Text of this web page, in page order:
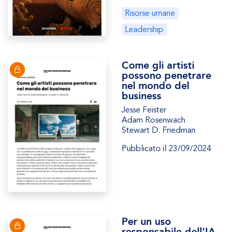
Risorse umane
Leadership
Come gli artisti
possono penetrare
nel mondo del
business
Jesse Feister
Adam Rosenwach
Stewart D. Friedman
Pubblicato il 23/09/2024
Per un uso